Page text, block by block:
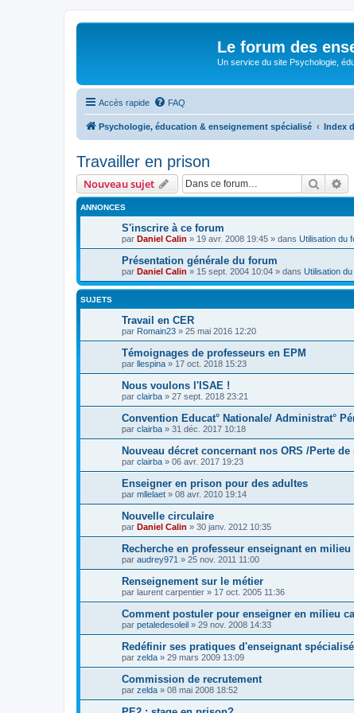
Le forum des
Un service du site Psychologie,
Accès rapide FAQ
Psychologie, éducation & enseignement spécialisé Index
Travailler en prison
Nouveau sujet
ANNONCES
S'inscrire à ce forum
par Daniel Calin » 19 avr. 2008 19:45 » dans Utilisation du
Présentation générale du forum
par Daniel Calin » 15 sept. 2004 10:04 » dans Utilisation
SUJETS
Travail en CER
par Romain23 » 25 mai 2016 12:20
Témoignages de professeurs en EPM
par llespina » 17 oct. 2018 15:23
Nous voulons l'ISAE !
par clairba » 27 sept. 2018 23:21
Convention Educat° Nationale/ Administrat°
par clairba » 31 déc. 2017 10:18
Nouveau décret concernant nos ORS /Perte de
par clairba » 06 avr. 2017 19:23
Enseigner en prison pour des adultes
par mllelaet » 08 avr. 2010 19:14
Nouvelle circulaire
par Daniel Calin » 30 janv. 2012 10:35
Recherche en professeur enseignant en milieu
par audrey971 » 25 nov. 2011 11:00
Renseignement sur le métier
par laurent carpentier » 17 oct. 2005 11:36
Comment postuler pour enseigner en milieu
par petaledesoleil » 29 nov. 2008 14:33
Redéfinir ses pratiques d'enseignant
par zelda » 29 mars 2009 13:09
Commission de recrutement
par zelda » 08 mai 2008 18:52